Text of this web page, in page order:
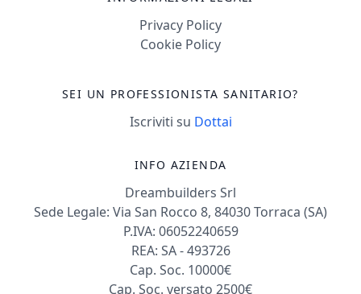
Privacy Policy
Cookie Policy
SEI UN PROFESSIONISTA SANITARIO?
Iscriviti su Dottai
INFO AZIENDA
Dreambuilders Srl
Sede Legale: Via San Rocco 8, 84030 Torraca (SA)
P.IVA: 06052240659
REA: SA - 493726
Cap. Soc. 10000€
Cap. Soc. versato 2500€